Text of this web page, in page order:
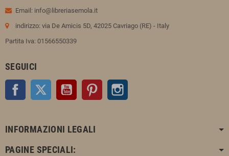
Email: info@libreriasemola.it
indirizzo: via De Amicis 5D, 42025 Cavriago (RE) - Italy
Partita Iva: 01566550339
SEGUICI
Facebook Twitter YouTube Pinterest
INFORMAZIONI LEGALI
PAGINE SPECIALI: